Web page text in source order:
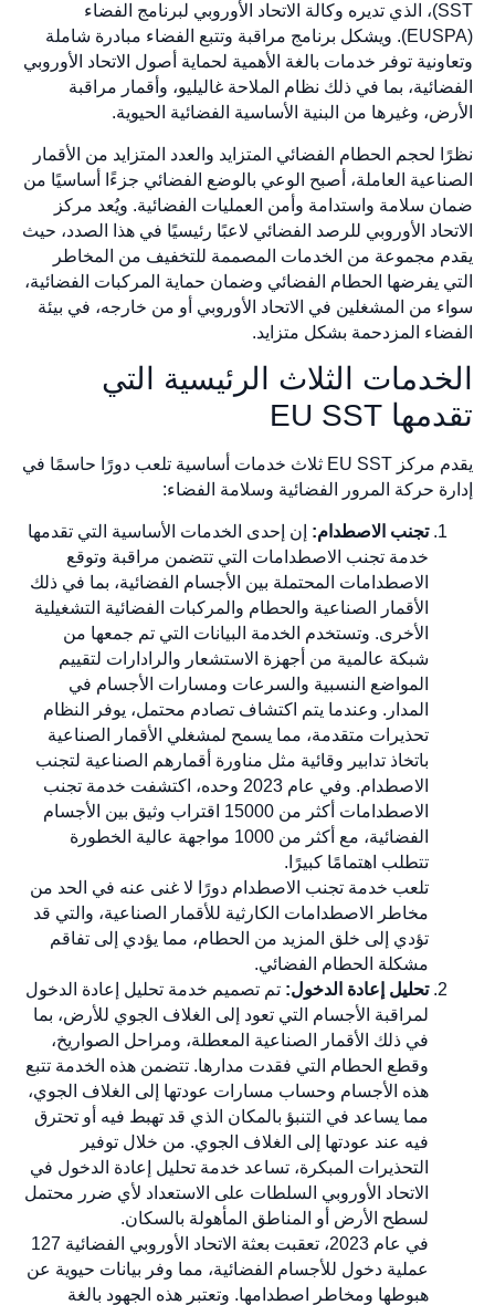
SST)، الذي تديره وكالة الاتحاد الأوروبي لبرنامج الفضاء
(EUSPA). ويشكل برنامج مراقبة وتتبع الفضاء مبادرة شاملة
وتعاونية توفر خدمات بالغة الأهمية لحماية أصول الاتحاد الأوروبي
الفضائية، بما في ذلك نظام الملاحة غاليليو، وأقمار مراقبة
الأرض، وغيرها من البنية الأساسية الفضائية الحيوية.
نظرًا لحجم الحطام الفضائي المتزايد والعدد المتزايد من الأقمار
الصناعية العاملة، أصبح الوعي بالوضع الفضائي جزءًا أساسيًا من
ضمان سلامة واستدامة وأمن العمليات الفضائية. ويُعد مركز
الاتحاد الأوروبي للرصد الفضائي لاعبًا رئيسيًا في هذا الصدد، حيث
يقدم مجموعة من الخدمات المصممة للتخفيف من المخاطر
التي يفرضها الحطام الفضائي وضمان حماية المركبات الفضائية،
سواء من المشغلين في الاتحاد الأوروبي أو من خارجه، في بيئة
الفضاء المزدحمة بشكل متزايد.
الخدمات الثلاث الرئيسية التي
تقدمها EU SST
يقدم مركز EU SST ثلاث خدمات أساسية تلعب دورًا حاسمًا في
إدارة حركة المرور الفضائية وسلامة الفضاء:
تجنب الاصطدام: إن إحدى الخدمات الأساسية التي تقدمها
خدمة تجنب الاصطدامات التي تتضمن مراقبة وتوقع
الاصطدامات المحتملة بين الأجسام الفضائية، بما في ذلك
الأقمار الصناعية والحطام والمركبات الفضائية التشغيلية
الأخرى. وتستخدم الخدمة البيانات التي تم جمعها من
شبكة عالمية من أجهزة الاستشعار والرادارات لتقييم
المواضع النسبية والسرعات ومسارات الأجسام في
المدار. وعندما يتم اكتشاف تصادم محتمل، يوفر النظام
تحذيرات متقدمة، مما يسمح لمشغلي الأقمار الصناعية
باتخاذ تدابير وقائية مثل مناورة أقمارهم الصناعية لتجنب
الاصطدام. وفي عام 2023 وحده، اكتشفت خدمة تجنب
الاصطدامات أكثر من 15000 اقتراب وثيق بين الأجسام
الفضائية، مع أكثر من 1000 مواجهة عالية الخطورة
تتطلب اهتمامًا كبيرًا.
تلعب خدمة تجنب الاصطدام دورًا لا غنى عنه في الحد من
مخاطر الاصطدامات الكارثية للأقمار الصناعية، والتي قد
تؤدي إلى خلق المزيد من الحطام، مما يؤدي إلى تفاقم
مشكلة الحطام الفضائي.
تحليل إعادة الدخول: تم تصميم خدمة تحليل إعادة الدخول
لمراقبة الأجسام التي تعود إلى الغلاف الجوي للأرض، بما
في ذلك الأقمار الصناعية المعطلة، ومراحل الصواريخ،
وقطع الحطام التي فقدت مدارها. تتضمن هذه الخدمة تتبع
هذه الأجسام وحساب مسارات عودتها إلى الغلاف الجوي،
مما يساعد في التنبؤ بالمكان الذي قد تهبط فيه أو تحترق
فيه عند عودتها إلى الغلاف الجوي. من خلال توفير
التحذيرات المبكرة، تساعد خدمة تحليل إعادة الدخول في
الاتحاد الأوروبي السلطات على الاستعداد لأي ضرر محتمل
لسطح الأرض أو المناطق المأهولة بالسكان.
في عام 2023، تعقبت بعثة الاتحاد الأوروبي الفضائية 127
عملية دخول للأجسام الفضائية، مما وفر بيانات حيوية عن
هبوطها ومخاطر اصطدامها. وتعتبر هذه الجهود بالغة